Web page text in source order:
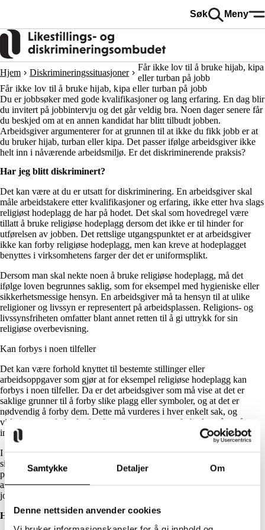
Samtykke Detaljer Om
Denne nettsiden anvender cookies
Søk Meny
Hjem Diskrimineringssituasjoner
Får ikke lov til å bruke hijab, kipa
eller turban på jobb
Får ikke lov til å bruke hijab, kipa eller turban på jobb
Du er jobbsøker med gode kvalifikasjoner og lang erfaring. En dag blir
du invitert på jobbintervju og det går veldig bra. Noen dager senere får
du beskjed om at en annen kandidat har blitt tilbudt jobben.
Arbeidsgiver argumenterer for at grunnen til at ikke du fikk jobb er at
du bruker hijab, turban eller kipa. Det passer ifølge arbeidsgiver ikke
helt inn i nåværende arbeidsmiljø. Er det diskriminerende praksis?
Har jeg blitt diskriminert?
Det kan være at du er utsatt for diskriminering. En arbeidsgiver skal
måle arbeidstakere etter kvalifikasjoner og erfaring, ikke etter hva slags
religiøst hodeplagg de har på hodet. Det skal som hovedregel være
tillatt å bruke religiøse hodeplagg dersom det ikke er til hinder for
utførelsen av jobben. Det rettslige utgangspunktet er at arbeidsgiver
ikke kan forby religiøse hodeplagg, men kan kreve at hodeplagget
benyttes i virksomhetens farger der det er uniformsplikt.
Dersom man skal nekte noen å bruke religiøse hodeplagg, må det
ifølge loven begrunnes saklig, som for eksempel med hygieniske eller
sikkerhetsmessige hensyn. En arbeidsgiver må ta hensyn til at ulike
religioner og livssyn er representert på arbeidsplassen. Religions- og
livssynsfriheten omfatter blant annet retten til å gi uttrykk for sin
religiøse overbevisning.
Kan forbys i noen tilfeller
Det kan være forhold knyttet til bestemte stillinger eller
arbeidsoppgaver som gjør at for eksempel religiøse hodeplagg kan
forbys i noen tilfeller. Da er det arbeidsgiver som må vise at det er
saklige grunner til å forby slike plagg eller symboler, og at det er
nødvendig å forby dem. Dette må vurderes i hver enkelt sak, og
virkningen av forbudet for dem som rammes av forbudet må også
inngå i vurderingen av om et slikt forbud er lovlig.
I 2014 kom Diskrimineringsnemnda til at ansatte som utfører
sikkerhetskontroll på Gardermoen kunne nektes å bære religiøse og
politiske symboler på jobb ut fra en konkret vurdering av
arbeidsoppgavene og betydningen av tillit og nøytralitet i
jobbsituasjonen.
Hva gjør jeg nå?